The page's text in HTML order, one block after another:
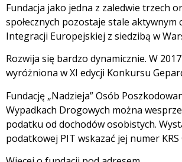
Fundacja jako jedna z zaledwie trzech
społecznych pozostaje stale aktywnym
Integracji Europejskiej z siedzibą w
Rozwija się bardzo dynamicznie. W 2017
wyróżniona w XI edycji Konkursu
Fundację „Nadzieja” Osób
Wypadkach Drogowych można
podatku od dochodów osobistych.
podatkowej PIT wskazać jej numer KRS